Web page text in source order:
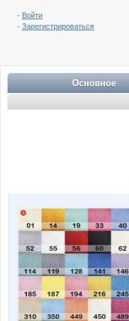
- Войти
- Зарегистрироваться
Основное